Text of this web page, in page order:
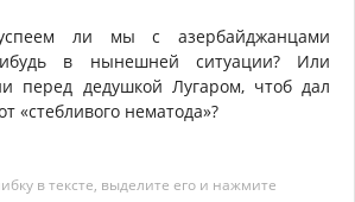
ли мы с азербайджанцами
в нынешней ситуации? Или
перед дедушкой Лугаром, чтоб дал
«стебливого нематода»?
в тексте, выделите его и нажмите